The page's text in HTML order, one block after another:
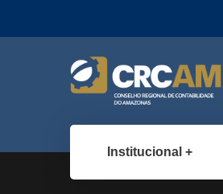
Institucional